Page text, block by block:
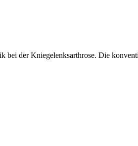
der Kniegelenksarthrose. Die